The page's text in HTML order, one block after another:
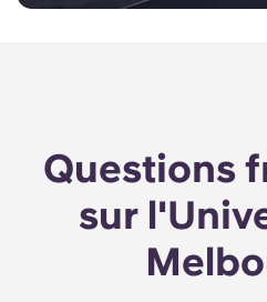
Questions
sur